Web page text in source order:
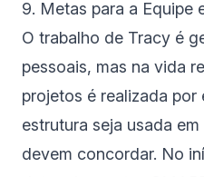
9. Metas para a Equipe
O trabalho de Tracy é
pessoais, mas na vida
projetos é realizada por
estrutura seja usada
devem concordar. No